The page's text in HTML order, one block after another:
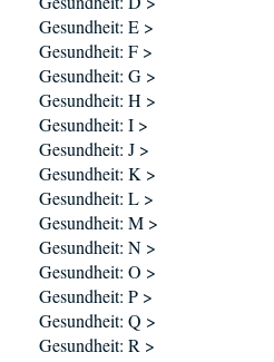
Gesundheit: E >
Gesundheit: F >
Gesundheit: G >
Gesundheit: H >
Gesundheit: I >
Gesundheit: J >
Gesundheit: K >
Gesundheit: L >
Gesundheit: M >
Gesundheit: N >
Gesundheit: O >
Gesundheit: P >
Gesundheit: Q >
Gesundheit: R >